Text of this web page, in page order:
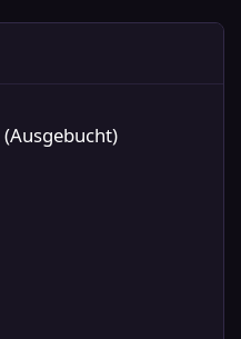
(Ausgebucht)